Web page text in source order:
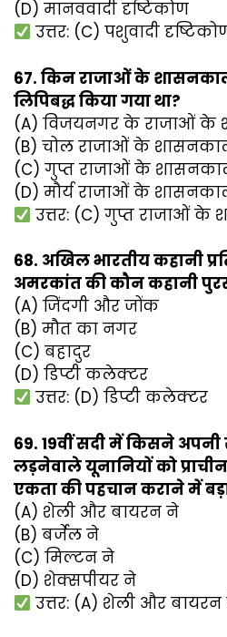
(D) मानववादी दृष्टिकोण
उत्तर: (C) पशुवादी
67. किन राजाओं के
लिपिबद्ध किया गया था?
(A) विजयनगर के राजाओं के
(B) चोल राजाओं के
(C) गुप्त राजाओं के
(D) मौर्य राजाओं के
उत्तर: (C) गुप्त राजाओं के
68. अखिल भारतीय कहानी
अमरकांत की कौन कहानी
(A) जिंदगी और जोंक
(B) मौत का नगर
(C) बहादुर
(D) डिप्टी कलेक्टर
उत्तर: (D) डिप्टी कलेक्टर
69. 19वीं सदी में किसने अपनी
लड़नेवाले यूनानियों को
एकता की पहचान कराने में
(A) शेली और बायरन ने
(B) बर्जेल ने
(C) मिल्टन ने
(D) शेक्सपीयर ने
उत्तर: (A) शेली और